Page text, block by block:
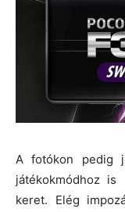
A fotókon pedig
játékokmódhoz
keret. Elég